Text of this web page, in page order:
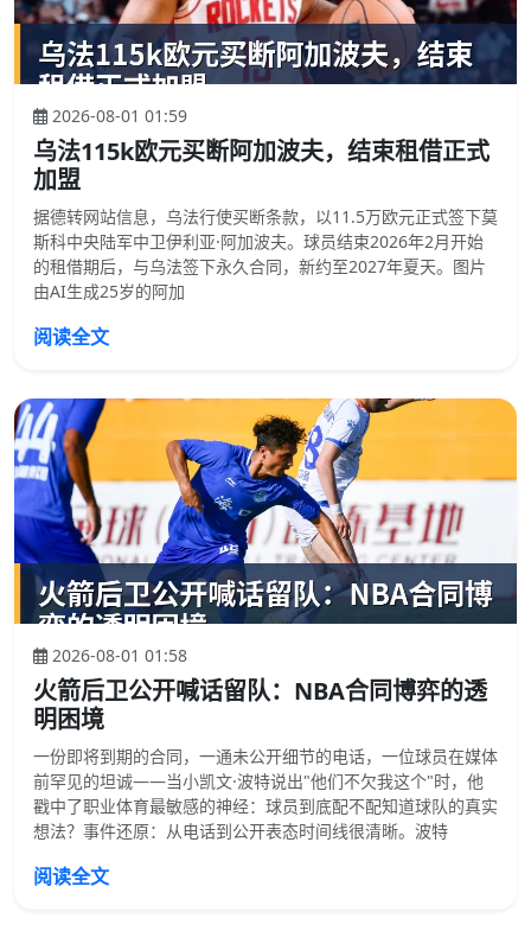
2026-08-01 01:59
乌法115k欧元买断阿加波夫，结束租借正式
加盟
据德转网站信息，乌法行使买断条款，以11.5万欧元正式签下莫
斯科中央陆军中卫伊利亚·阿加波夫。球员结束2026年2月开始
的租借期后，与乌法签下永久合同，新约至2027年夏天。图片
由AI生成25岁的阿加
阅读全文
2026-08-01 01:58
火箭后卫公开喊话留队：NBA合同博弈的透
明困境
一份即将到期的合同，一通未公开细节的电话，一位球员在媒体
前罕见的坦诚——当小凯文·波特说出"他们不欠我这个"时，他
戳中了职业体育最敏感的神经：球员到底配不配知道球队的真实
想法？事件还原：从电话到公开表态时间线很清晰。波特
阅读全文